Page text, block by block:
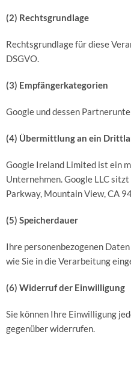
(2) Rechtsgrundlage
Rechtsgrundlage für diese
DSGVO.
(3) Empfängerkategorien
Google und dessen
(4) Übermittlung an ein
Google Ireland Limited ist ein
Unternehmen. Google LLC
Parkway, Mountain View, CA
(5) Speicherdauer
Ihre personenbezogenen
wie Sie in die Verarbeitung
(6) Widerruf der Einwilligung
Sie können Ihre Einwilligung
gegenüber widerrufen.